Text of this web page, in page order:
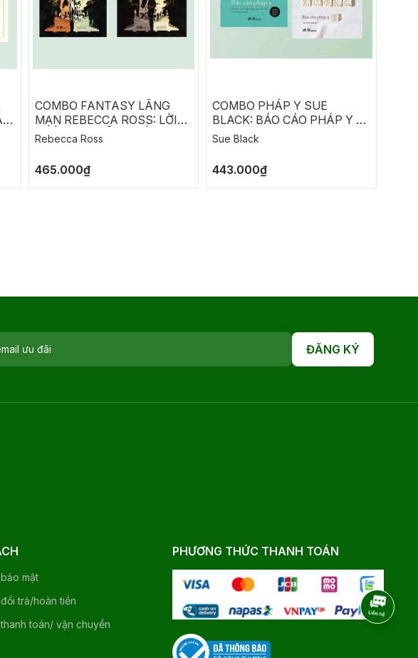
COMBO FANTASY LÃNG
MẠN REBECCA ROSS: LỜI
THỀ TÀN NHẪN - ĐỐI THỦ
Rebecca Ross
465.000₫
COMBO PHÁP Y SUE
BLACK: BÁO CÁO PHÁP Y -
LỜI KHAI CỦA XƯƠNG
Sue Black
443.000₫
ĐĂNG KÝ
mật
trả/hoàn tiền
toán/ vận chuyển
PHƯƠNG THỨC THANH TOÁN